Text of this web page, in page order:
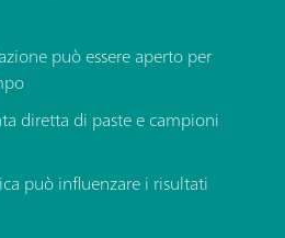
può essere aperto per
diretta di paste e campioni
può influenzare i risultati